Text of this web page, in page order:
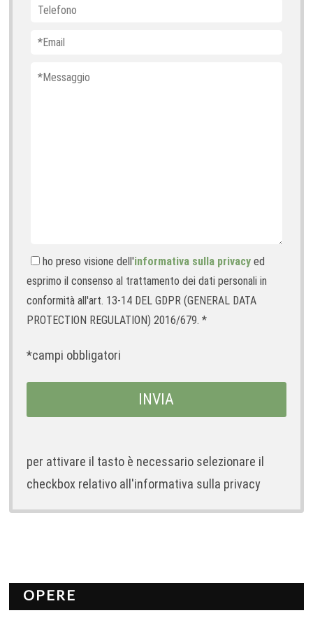
ho preso visione dell'informativa sulla privacy ed
esprimo il consenso al trattamento dei dati personali in
conformità all'art. 13-14 DEL GDPR (GENERAL DATA
PROTECTION REGULATION) 2016/679. *
*campi obbligatori
per attivare il tasto è necessario selezionare il
checkbox relativo all'informativa sulla privacy
OPERE